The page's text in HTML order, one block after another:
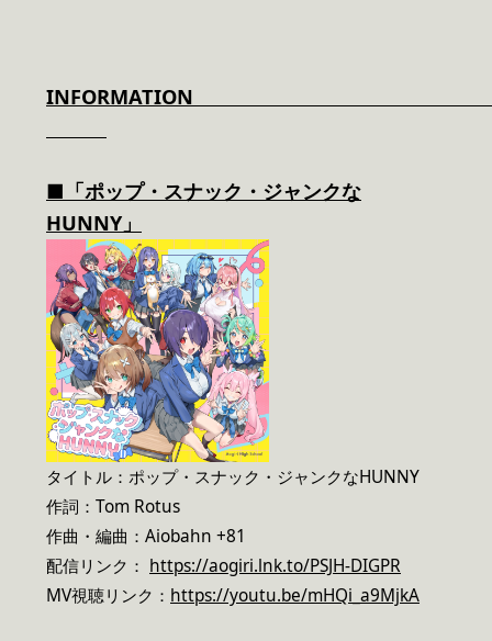
■ 「ポップ・スナック・ジャンクな
HUNNY」
タイトル：ポップ・スナック・ジャンクなHUNNY
作詞：Tom Rotus
作曲・編曲：Aiobahn +81
配信リンク： https://aogiri.lnk.to/PSJH-DIGPR
MV視聴リンク： https://youtu.be/mHQi_a9MjkA